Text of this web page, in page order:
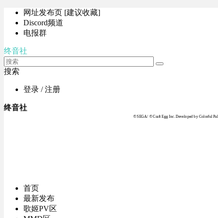
网址发布页 [建议收藏]
Discord频道
电报群
终音社
搜索
登录 / 注册
终音社
© SEGA / © Craft Egg Inc. Developed by Colorful
首页
最新发布
歌姬PV区